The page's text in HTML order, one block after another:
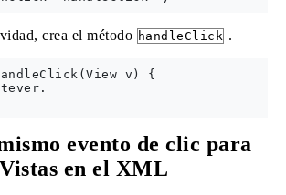
crea el método handleClick .
v) {
evento de clic para
en el XML